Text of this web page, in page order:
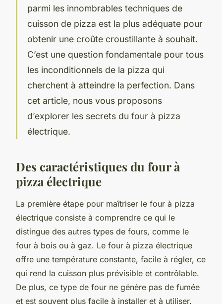
parmi les innombrables techniques de
cuisson de pizza est la plus adéquate pour
obtenir une croûte croustillante à souhait.
C’est une question fondamentale pour tous
les inconditionnels de la pizza qui
cherchent à atteindre la perfection. Dans
cet article, nous vous proposons
d’explorer les secrets du four à pizza
électrique.
Des caractéristiques du four à
pizza électrique
La première étape pour maîtriser le four à pizza
électrique consiste à comprendre ce qui le
distingue des autres types de fours, comme le
four à bois ou à gaz. Le four à pizza électrique
offre une température constante, facile à régler, ce
qui rend la cuisson plus prévisible et contrôlable.
De plus, ce type de four ne génère pas de fumée
et est souvent plus facile à installer et à utiliser.